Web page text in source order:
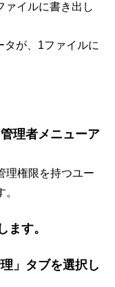
ァイルに書き出し
タが、1ファイルに
理者メニューア
理権限を持つユー
ます。
」タブを選択し